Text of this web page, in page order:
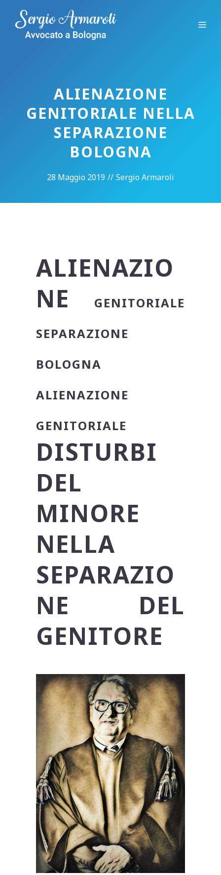
contenuto
ALIENAZIONE
GENITORIALE NELLA
SEPARAZIONE
BOLOGNA
28 Maggio 2019 // Sergio Armaroli
ALIENAZIO
NE
GENITORIALE
SEPARAZIONE
BOLOGNA
ALIENAZIONE
GENITORIALE
DISTURBI
DEL
MINORE
NELLA
SEPARAZIO
NE DEL
GENITORE